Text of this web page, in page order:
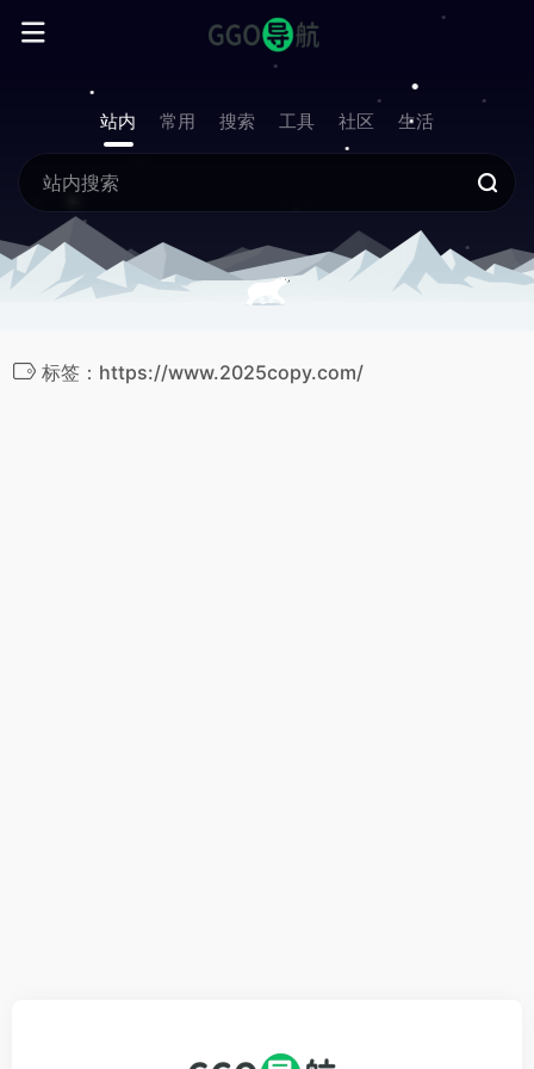
站内 常用 搜索 工具 社区 生活
标签：https://www.2025copy.com/